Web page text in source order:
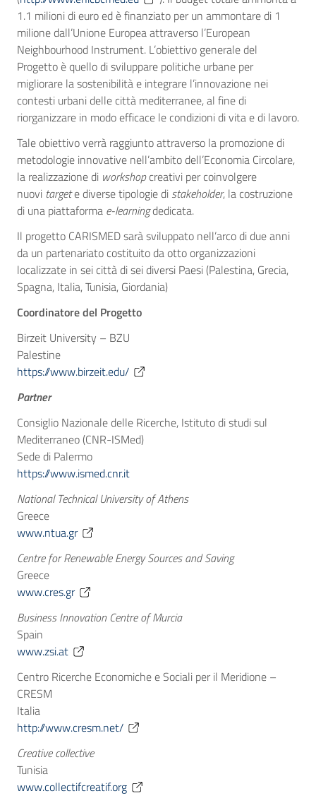
1.1 milioni di euro ed è finanziato per un ammontare di 1
milione dall’Unione Europea attraverso l’European
Neighbourhood Instrument. L’obiettivo generale del
Progetto è quello di sviluppare politiche urbane per
migliorare la sostenibilità e integrare l’innovazione nei
contesti urbani delle città mediterranee, al fine di
riorganizzare in modo efficace le condizioni di vita e di lavoro.
Tale obiettivo verrà raggiunto attraverso la promozione di
metodologie innovative nell’ambito dell’Economia Circolare,
la realizzazione di workshopcreativi per coinvolgere
nuovi targete diverse tipologie di stakeholder, la costruzione
di una piattaforma e-learningdedicata.
Il progetto CARISMED sarà sviluppato nell’arco di due anni
da un partenariato costituito da otto organizzazioni
localizzate in sei città di sei diversi Paesi (Palestina, Grecia,
Spagna, Italia, Tunisia, Giordania)
Coordinatore del Progetto
Birzeit University – BZU
Palestine
https://www.birzeit.edu/
Partner
Consiglio Nazionale delle Ricerche, Istituto di studi sul
Mediterraneo (CNR-ISMed)
Sede di Palermo
https://www.ismed.cnr.it
National Technical University of Athens
Greece
www.ntua.gr
Centre for Renewable Energy Sources and Saving
Greece
www.cres.gr
Business Innovation Centre of Murcia
Spain
www.zsi.at
Centro Ricerche Economiche e Sociali per il Meridione –
CRESM
Italia
http://www.cresm.net/
Creative collective
Tunisia
www.collectifcreatif.org